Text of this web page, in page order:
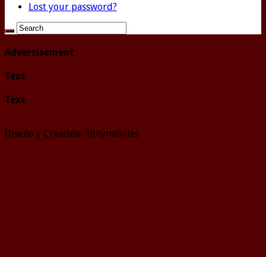
Lost your password?
Advertisement
Text
Text
Diseño y Creación: Tonymóviles